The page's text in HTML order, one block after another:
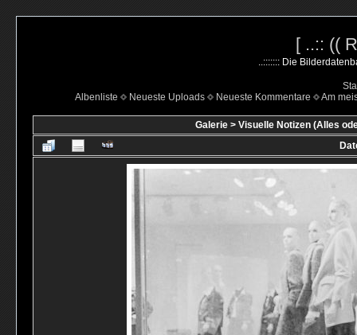
[ ..:: ((
..::::::: Die
Albenliste
Neueste Uploads Neueste Kommentare Am
Galerie> Visuelle Notizen (Alles